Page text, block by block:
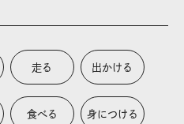
走る 出かける
食べる 身につける